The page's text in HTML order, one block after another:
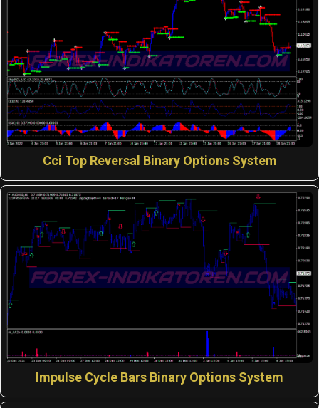
Cci Top Reversal Binary Options System
Impulse Cycle Bars Binary Options System